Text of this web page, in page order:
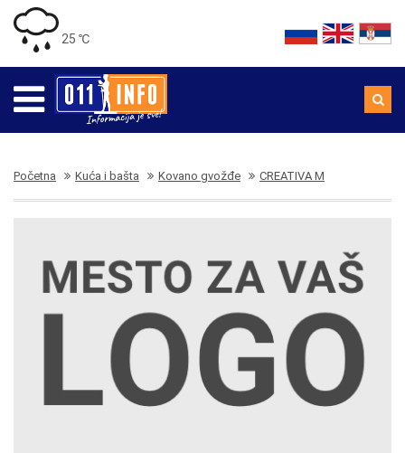
25 ℃
Početna Kuća i bašta Kovano gvožđe CREATIVA M